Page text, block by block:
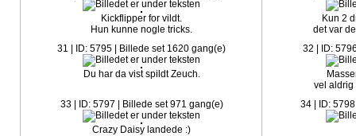
Kickflipper for vildt.
Hun kunne nogle tricks.
Kun 2
det var
31 | ID: 5795 | Billede set 1620 gang(e)
Du har da vist spildt Zeuch.
32 | ID:
vel aldrig
33 | ID: 5797 | Billede set 971 gang(e)
Crazy Daisy landede :)
34 | ID: